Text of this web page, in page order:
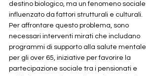
destino biologico, ma un fenomeno sociale
influenzato da fattori strutturali e culturali.
Per affrontare questo problema, sono
necessari interventi mirati che includano
programmi di supporto alla salute mentale
per gli over 65, iniziative per favorire la
partecipazione sociale tra i pensionati e